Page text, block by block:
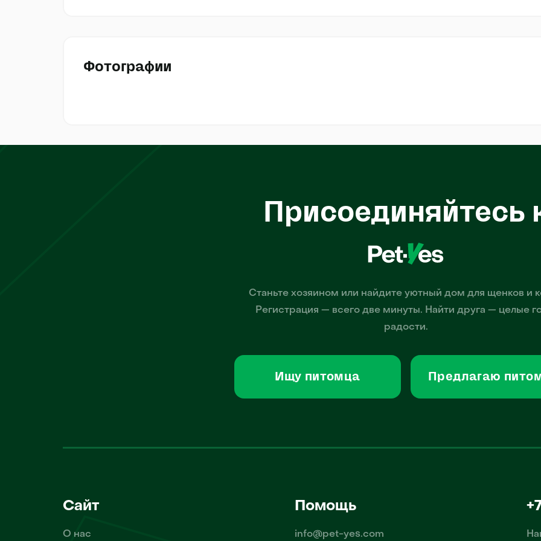
Фотографии
Присоединяйтесь
Станьте хозяином или найдите уютный дом для щенков и
Регистрация — всего две минуты. Найти друга — целые
радости.
Ищу питомца Предлагаю
Сайт
О нас
Помощь
info@pet-yes.com